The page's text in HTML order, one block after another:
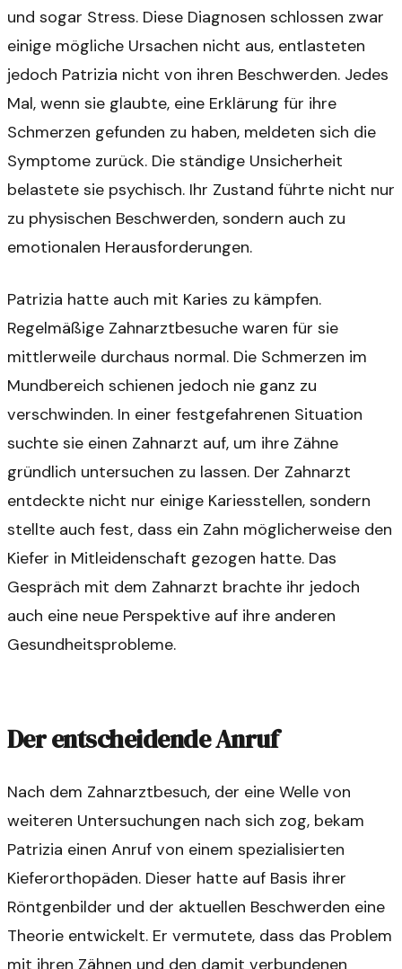
und sogar Stress. Diese Diagnosen schlossen zwar
einige mögliche Ursachen nicht aus, entlasteten
jedoch Patrizia nicht von ihren Beschwerden. Jedes
Mal, wenn sie glaubte, eine Erklärung für ihre
Schmerzen gefunden zu haben, meldeten sich die
Symptome zurück. Die ständige Unsicherheit
belastete sie psychisch. Ihr Zustand führte nicht nur
zu physischen Beschwerden, sondern auch zu
emotionalen Herausforderungen.
Patrizia hatte auch mit Karies zu kämpfen.
Regelmäßige Zahnarztbesuche waren für sie
mittlerweile durchaus normal. Die Schmerzen im
Mundbereich schienen jedoch nie ganz zu
verschwinden. In einer festgefahrenen Situation
suchte sie einen Zahnarzt auf, um ihre Zähne
gründlich untersuchen zu lassen. Der Zahnarzt
entdeckte nicht nur einige Kariesstellen, sondern
stellte auch fest, dass ein Zahn möglicherweise den
Kiefer in Mitleidenschaft gezogen hatte. Das
Gespräch mit dem Zahnarzt brachte ihr jedoch
auch eine neue Perspektive auf ihre anderen
Gesundheitsprobleme.
Der entscheidende Anruf
Nach dem Zahnarztbesuch, der eine Welle von
weiteren Untersuchungen nach sich zog, bekam
Patrizia einen Anruf von einem spezialisierten
Kieferorthopäden. Dieser hatte auf Basis ihrer
Röntgenbilder und der aktuellen Beschwerden eine
Theorie entwickelt. Er vermutete, dass das Problem
mit ihren Zähnen und den damit verbundenen